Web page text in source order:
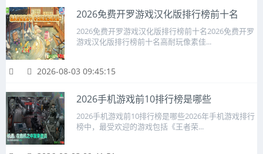
2026免费开罗游戏汉化版排行榜前十名
2026免费开罗游戏汉化版排行榜前十名2026免费开罗
游戏汉化版排行榜前十名高耐玩像素佳...
2026-08-03 09:45:15
2026手机游戏前10排行榜是哪些
2026手机游戏前10排行榜是哪些2026年手机游戏排行
榜中，最受欢迎的游戏包括《王者荣...